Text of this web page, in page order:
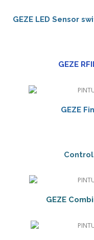
GEZE LED Sensor
GEZE
GEZE
GEZE